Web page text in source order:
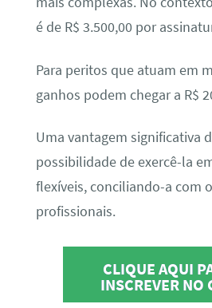
é de R$ 3.500,00 por
Para peritos que atuam em
ganhos podem chegar a R$
Uma vantagem significativa
possibilidade de exercê-la
flexíveis, conciliando-a com
profissionais.
CLIQUE AQUI
INSCREVER NO